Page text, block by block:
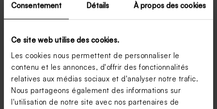
Consentement Détails À propos des cookies
Ce site web utilise des cookies.
Les cookies nous permettent de personnaliser le
contenu et les annonces, d'offrir des fonctionnalités
relatives aux médias sociaux et d'analyser notre trafic.
Nous partageons également des informations sur
l'utilisation de notre site avec nos partenaires de